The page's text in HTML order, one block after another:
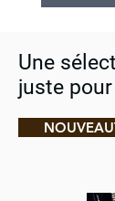
Une
juste